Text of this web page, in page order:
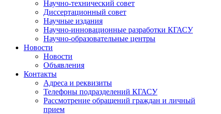
Научно-технический совет
Диссертационный совет
Научные издания
Научно-инновационные разработки КГАСУ
Научно-образовательные центры
Новости
Новости
Объявления
Контакты
Адреса и реквизиты
Телефоны подразделений КГАСУ
Рассмотрение обращений граждан и личный
прием